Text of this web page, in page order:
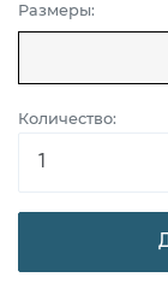
Размеры:
Количество: